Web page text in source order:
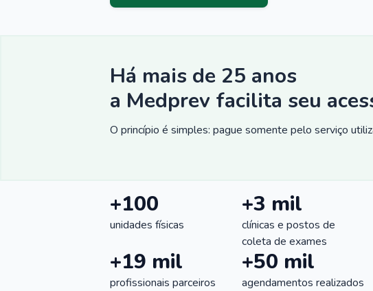
Há mais de 25 anos
a Medprev facilita seu
O princípio é simples: pague somente pelo serviço
+100
unidades físicas
+3 mil
clínicas e postos de
coleta de exames
+19 mil
profissionais parceiros
+50 mil
agendamentos realizados